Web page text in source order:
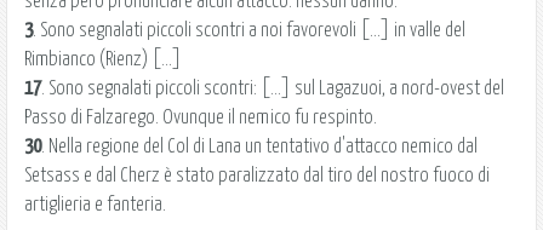
3. Sono segnalati piccoli scontri a noi favorevoli [...] in valle del
Rimbianco (Rienz) [...]
17. Sono segnalati piccoli scontri: [...] sul Lagazuoi, a nord-ovest del
Passo di Falzarego. Ovunque il nemico fu respinto.
30. Nella regione del Col di Lana un tentativo d'attacco nemico dal
Setsass e dal Cherz è stato paralizzato dal tiro del nostro fuoco di
artiglieria e fanteria.